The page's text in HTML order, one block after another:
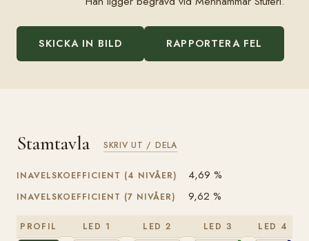
SKICKA IN BILD RAPPORTERA FEL
Stamtavla SKRIV UT / DELA
INAVELSKOEFFICIENT (4 NIVÅER) 4,69 %
INAVELSKOEFFICIENT (7 NIVÅER) 9,62 %
PROFIL LED 1 LED 2 LED 3 LED 4